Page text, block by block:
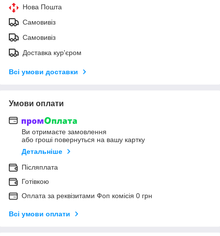
Нова Пошта
Самовивіз
Самовивіз
Доставка кур'єром
Всі умови доставки
Умови оплати
Ви отримаєте замовлення
або гроші повернуться на вашу картку
Детальніше
Післяплата
Готівкою
Оплата за реквізитами Фоп комісія 0 грн
Всі умови оплати